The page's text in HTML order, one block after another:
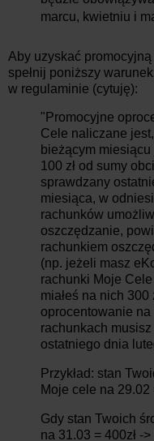
marcu, kwietniu i
Aby uzyskać
spełnij poniższy
w regulaminie (cytuję):
"Promocyjne
Cele naliczane
bieżącym
100 zł od sumy
sprawdzany
miesiąca, w
rachunków
oszczędzanie,
rachunkiem
(np. jeżeli masz
rachunki Moje
miałeś na nich 300
oprocentowanie
rachunkach
ostatniego dnia
Przykład: stan
Moje cele na 29.02
Gdy stan Twoich
na 31.03 = 400zł -